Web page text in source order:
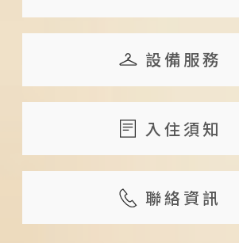
兩天一夜套裝行程
早餐：西式早餐
夜間生態導覽
注意事項
租借機車須備有普通
機車駕照或國際駕照
若旅人已預定住房但因私
取消訂房時，可依下列之
退還已繳之訂金
（含）前通知者，可退
金額 100 %
旅人於預定住宿日 10 ~
（含）前通知者，可退
設備服務
共享設備
家電用品
除濕機
服務內容
旅遊諮詢服務
預約活動
外語接待服務： 英語
入住須知
14:00 後皆可入住；須事
預約入住時間，請於入住
約
聯絡資訊